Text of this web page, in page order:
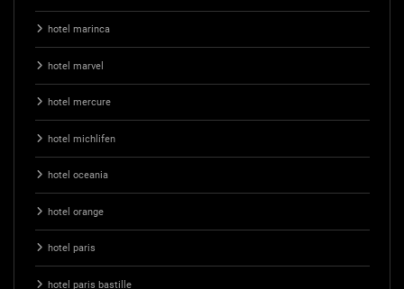
hotel marinca
hotel marvel
hotel mercure
hotel michlifen
hotel oceania
hotel orange
hotel paris
hotel paris bastille